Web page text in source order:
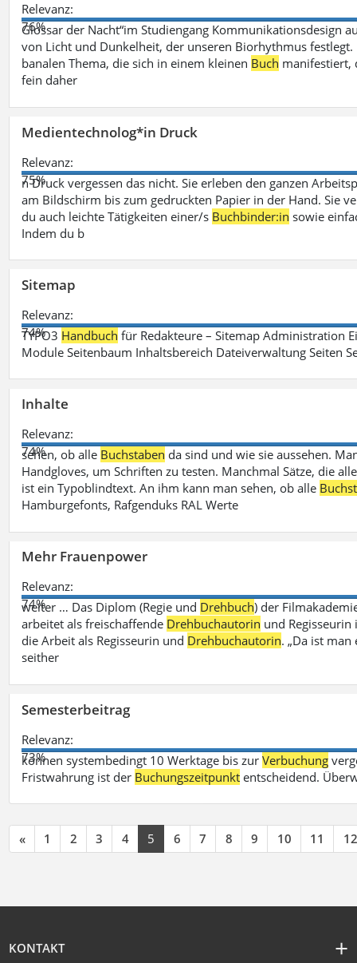
Relevanz:
76%
Glossar der Nacht“im Studiengang Kommunikationsdesign
von Licht und Dunkelheit, der unseren Biorhythmus
banalen Thema, die sich in einem kleinen Buch manifestiert,
fein daher
Medientechnolog*in Druck
Relevanz:
75%
n Druck vergessen das nicht. Sie erleben den ganzen
am Bildschirm bis zum gedruckten Papier in der Hand. Sie
du auch leichte Tätigkeiten einer/s Buchbinder:in sowie
Indem du b
Sitemap
Relevanz:
74%
TYPO3 Handbuch für Redakteure – Sitemap Administration
Module Seitenbaum Inhaltsbereich Dateiverwaltung Seiten
Inhalte
Relevanz:
74%
sehen, ob alle Buchstaben da sind und wie sie aussehen.
Handgloves, um Schriften zu testen. Manchmal Sätze, die
ist ein Typoblindtext. An ihm kann man sehen, ob alle
Hamburgefonts, Rafgenduks RAL Werte
Mehr Frauenpower
Relevanz:
74%
weiter … Das Diplom (Regie und Drehbuch) der
arbeitet als freischaffende Drehbuchautorin und
die Arbeit als Regisseurin und Drehbuchautorin. „Da ist
seither
Semesterbeitrag
Relevanz:
73%
können systembedingt 10 Werktage bis zurVerbuchung
Fristwahrung ist der Buchungszeitpunkt entscheidend.
« 1 2 3 4 5 6 7 8 9 10 11 12
KONTAKT